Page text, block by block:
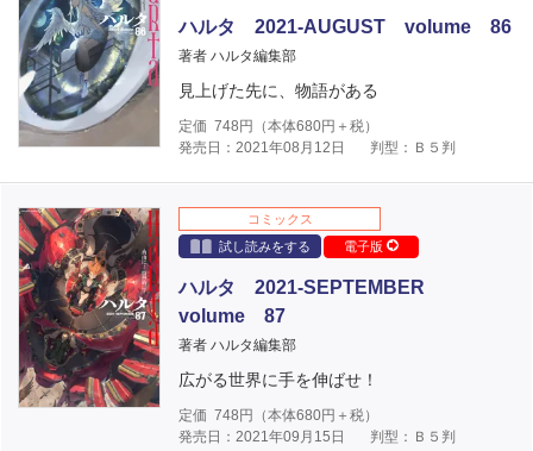
ハルタ 2021-AUGUST volume 86
著者 ハルタ編集部
見上げた先に、物語がある
定価 748 円（本体680円＋税）
発売日：2021年08月12日
判型：Ｂ５判
コミックス
試し読みをする
電子版
ハルタ 2021-SEPTEMBER
volume 87
著者 ハルタ編集部
広がる世界に手を伸ばせ！
定価 748 円（本体680円＋税）
発売日：2021年09月15日
判型：Ｂ５判